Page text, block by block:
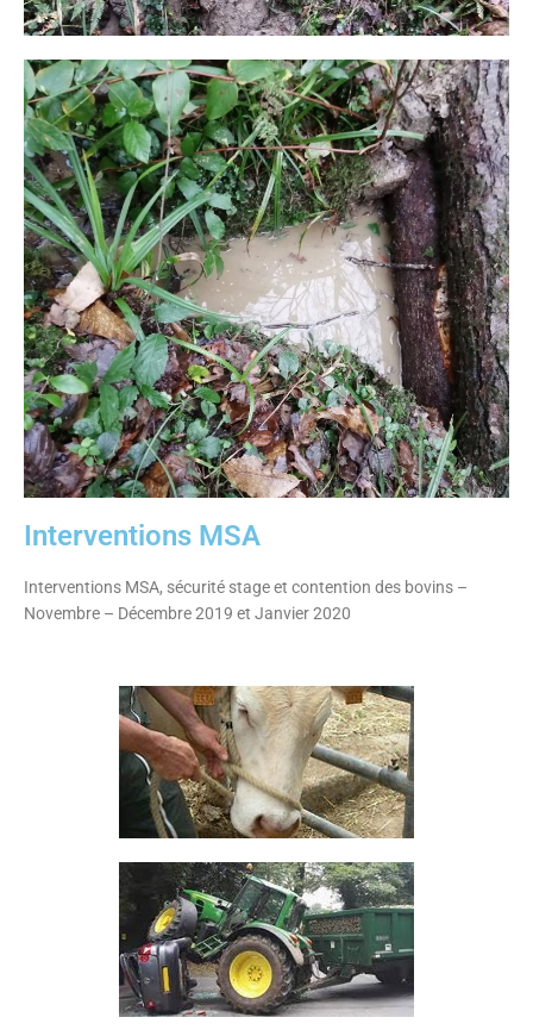
Interventions MSA
Interventions MSA, sécurité stage et contention des bovins –
Novembre – Décembre 2019 et Janvier 2020